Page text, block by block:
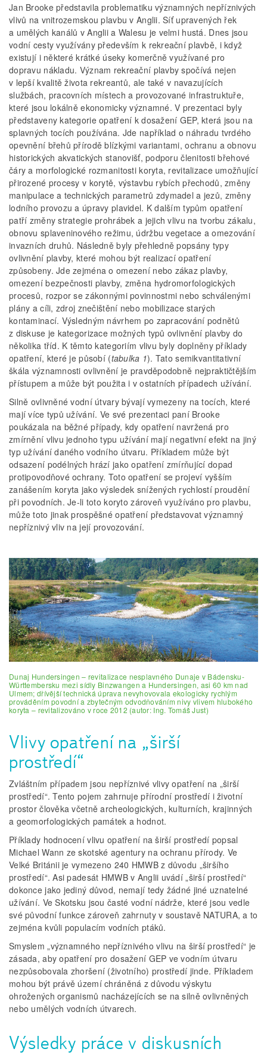
Jan Brooke představila problematiku významných nepříznivých
vlivů na vnitrozemskou plavbu v Anglii. Síť upravených řek
a umělých kanálů v Anglii a Walesu je velmi hustá. Dnes jsou
vodní cesty využívány především k rekreační plavbě, i když
existují i některé krátké úseky komerčně využívané pro
dopravu nákladu. Význam rekreační plavby spočívá nejen
v lepší kvalitě života rekreantů, ale také v navazujících
službách, pracovních místech a provozované infrastruktuře,
které jsou lokálně ekonomicky významné. V prezentaci byly
představeny kategorie opatření k dosažení GEP, která jsou na
splavných tocích používána. Jde například o náhradu tvrdého
opevnění břehů přírodě blízkými variantami, ochranu a obnovu
historických akvatických stanovišť, podporu členitosti břehové
čáry a morfologické rozmanitosti koryta, revitalizace umožňující
přirozené procesy v korytě, výstavbu rybích přechodů, změny
manipulace a technických parametrů zdymadel a jezů, změny
lodního provozu a úpravy plavidel. K dalším typům opatření
patří změny strategie prohrábek a jejich vlivu na tvorbu zákalu,
obnovu splaveninového režimu, údržbu vegetace a omezování
invazních druhů. Následně byly přehledně popsány typy
ovlivnění plavby, které mohou být realizací opatření
způsobeny. Jde zejména o omezení nebo zákaz plavby,
omezení bezpečnosti plavby, změna hydromorfologických
procesů, rozpor se zákonnými povinnostmi nebo schválenými
plány a cíli, zdroj znečištění nebo mobilizace starých
kontaminací. Výsledným návrhem po zapracování podnětů
z diskuse je kategorizace možných typů ovlivnění plavby do
několika tříd. K těmto kategoriím vlivu byly doplněny příklady
opatření, které je působí (tabulka 1). Tato semikvantitativní
škála významnosti ovlivnění je pravděpodobně nejpraktičtějším
přístupem a může být použita i v ostatních případech užívání.
Silně ovlivněné vodní útvary bývají vymezeny na tocích, které
mají více typů užívání. Ve své prezentaci paní Brooke
poukázala na běžné případy, kdy opatření navržená pro
zmírnění vlivu jednoho typu užívání mají negativní efekt na jiný
typ užívání daného vodního útvaru. Příkladem může být
odsazení podélných hrází jako opatření zmírňující dopad
protipovodňové ochrany. Toto opatření se projeví vyšším
zanášením koryta jako výsledek snížených rychlostí proudění
při povodních. Je-li toto koryto zároveň využíváno pro plavbu,
může toto jinak prospěšné opatření představovat významný
nepříznivý vliv na její provozování.
Dunaj Hundersingen – revitalizace nesplavného Dunaje v Bádensku-
Württembersku mezi sídly Binzwangen a Hundersingen, asi 60 km nad
Ulmem; dřívější technická úprava nevyhovovala ekologicky rychlým
prováděním povodní a zbytečným odvodňováním nivy vlivem hlubokého
koryta – revitalizováno v roce 2012 (autor: Ing. Tomáš Just)
Vlivy opatření na „širší
prostředí“
Zvláštním případem jsou nepříznivé vlivy opatření na „širší
prostředí“. Tento pojem zahrnuje přírodní prostředí i životní
prostor člověka včetně archeologických, kulturních, krajinných
a geomorfologických památek a hodnot.
Příklady hodnocení vlivu opatření na širší prostředí popsal
Michael Wann ze skotské agentury na ochranu přírody. Ve
Velké Británii je vymezeno 240 HMWB z důvodu „širšího
prostředí“. Asi padesát HMWB v Anglii uvádí „širší prostředí“
dokonce jako jediný důvod, nemají tedy žádné jiné uznatelné
užívání. Ve Skotsku jsou časté vodní nádrže, které jsou vedle
své původní funkce zároveň zahrnuty v soustavě NATURA, a to
zejména kvůli populacím vodních ptáků.
Smyslem „významného nepříznivého vlivu na širší prostředí“ je
zásada, aby opatření pro dosažení GEP ve vodním útvaru
nezpůsobovala zhoršení (životního) prostředí jinde. Příkladem
mohou být právě území chráněná z důvodu výskytu
ohrožených organismů nacházejících se na silně ovlivněných
nebo umělých vodních útvarech.
Výsledky práce v diskusních